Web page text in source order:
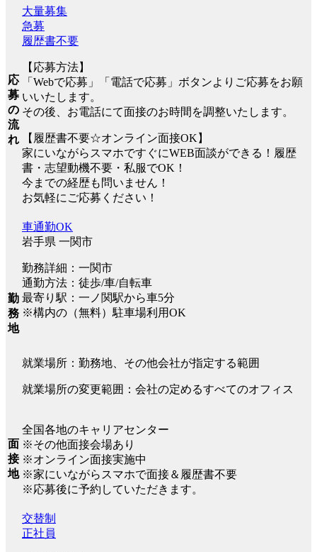
応
募
の
流
れ
大量募集
急募
履歴書不要
【応募方法】
「Webで応募」「電話で応募」ボタンよりご応募をお願
いいたします。
その後、お電話にて面接のお時間を調整いたします。
【履歴書不要☆オンライン面接OK】
家にいながらスマホですぐにWEB面談ができる！履歴
書・志望動機不要・私服でOK！
今までの経歴も問いません！
お気軽にご応募ください！
勤
務
地
車通勤OK
岩手県 一関市
勤務詳細：一関市
通勤方法：徒歩/車/自転車
最寄り駅：一ノ関駅から車5分
※構内の（無料）駐車場利用OK
就業場所：勤務地、その他会社が指定する範囲
就業場所の変更範囲：会社の定めるすべてのオフィス
面
接
地
全国各地のキャリアセンター
※その他面接会場あり
※オンライン面接実施中
※家にいながらスマホで面接＆履歴書不要
※応募後に予約していただきます。
交替制
正社員